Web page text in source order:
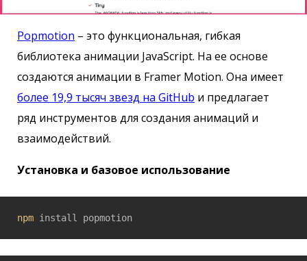
Popmotion – это функциональная, гибкая
библиотека анимации JavaScript. На ее основе
создаются анимации в Framer Motion. Она имеет
более 19,9 тысяч звезд на GitHub и предлагает
ряд инструментов для создания анимаций и
взаимодействий.
Установка и базовое использование
npm install popmotion